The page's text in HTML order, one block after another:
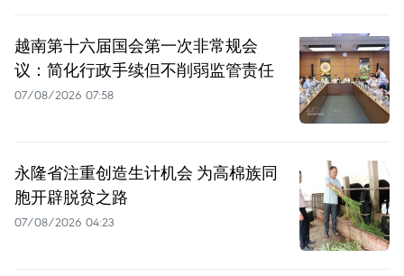
越南第十六届国会第一次非常规会
议：简化行政手续但不削弱监管责任
07/08/2026 07:58
永隆省注重创造生计机会 为高棉族同
胞开辟脱贫之路
07/08/2026 04:23